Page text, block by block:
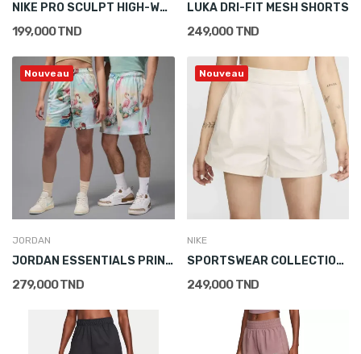
NIKE PRO SCULPT HIGH-WAISTED BIKER SHORTS
199,000 TND
LUKA DRI-FIT MESH SHORTS
249,000 TND
Nouveau
JORDAN
JORDAN ESSENTIALS PRINTED MESH SHORTS
279,000 TND
Nouveau
NIKE
SPORTSWEAR COLLECTION HIGH-WAISTED TROUSER SHORTS
249,000 TND